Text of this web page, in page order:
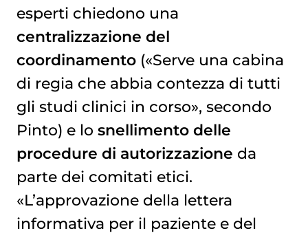
esperti chiedono una
centralizzazione del
coordinamento («Serve una cabina
di regia che abbia contezza di tutti
gli studi clinici in corso», secondo
Pinto) e lo snellimento delle
procedure di autorizzazione da
parte dei comitati etici.
«L’approvazione della lettera
informativa per il paziente e del